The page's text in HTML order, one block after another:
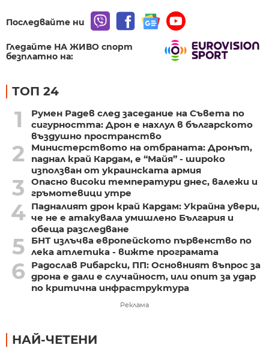
Последвайте ни
Гледайте НА ЖИВО спорт
безплатно на:
ТОП 24
1
Румен Радев след заседание на Съвета по
сигурността: Дрон е нахлул в българското
въздушно пространство
2
Министерството на отбраната: Дронът,
паднал край Кардам, е “Майя” - широко
използван от украинската армия
3
Опасно високи температури днес, валежи и
гръмотевици утре
4 Падналият дрон край Кардам: Украйна увери,
че не е атакувала умишлено България и
обеща разследване
5
БНТ излъчва европейското първенство по
лека атлетика - вижте програмата
6
Радослав Рибарски, ПП: Основният въпрос за
дрона е дали е случайност, или опит за удар
по критична инфраструктура
Реклама
НАЙ-ЧЕТЕНИ